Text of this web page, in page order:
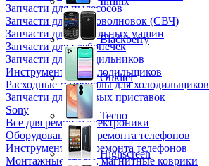
Запчасти для пылесосов
Запчасти для микроволновок (СВЧ)
Запчасти для стиральных машин
Запчасти для хлебопечек
Запчасти для холодильников
Инструмент для холодильщиков
Расходные материалы для холодильщиков
Запчасти для игровых приставок
Sony
Все для ремонта электроники
Оборудование для ремонта телефонов
Инструменты для ремонта телефонов
Монтажные столы, магнитные коврики
Blackberry
Oukitel
Tecno
Highscreen